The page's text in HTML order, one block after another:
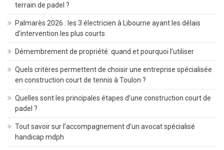
terrain de padel ?
Palmarès 2026 : les 3 électricien à Libourne ayant les délais
d’intervention les plus courts
Démembrement de propriété: quand et pourquoi l’utiliser
Quels critères permettent de choisir une entreprise spécialisée
en construction court de tennis à Toulon ?
Quelles sont les principales étapes d’une construction court de
padel ?
Tout savoir sur l’accompagnement d’un avocat spécialisé
handicap mdph